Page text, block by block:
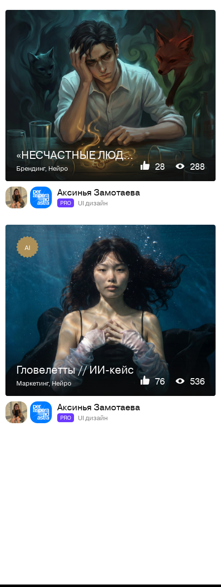
«НЕСЧАСТНЫЕ ЛЮДИ» ЛСП // Книга-треклист альбома
Брендинг, Нейро 28 288
Аксинья Замотаева
PRO UI дизайн
AI
Гловелетты // ИИ-кейс
Маркетинг,Нейро 76 536
Аксинья Замотаева
PRO UI дизайн